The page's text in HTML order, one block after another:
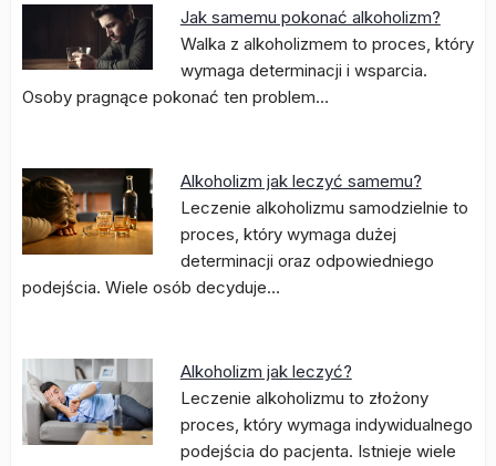
Jak samemu pokonać alkoholizm?
Walka z alkoholizmem to proces, który
wymaga determinacji i wsparcia.
Osoby pragnące pokonać ten problem…
Alkoholizm jak leczyć samemu?
Leczenie alkoholizmu samodzielnie to
proces, który wymaga dużej
determinacji oraz odpowiedniego
podejścia. Wiele osób decyduje…
Alkoholizm jak leczyć?
Leczenie alkoholizmu to złożony
proces, który wymaga indywidualnego
podejścia do pacjenta. Istnieje wiele